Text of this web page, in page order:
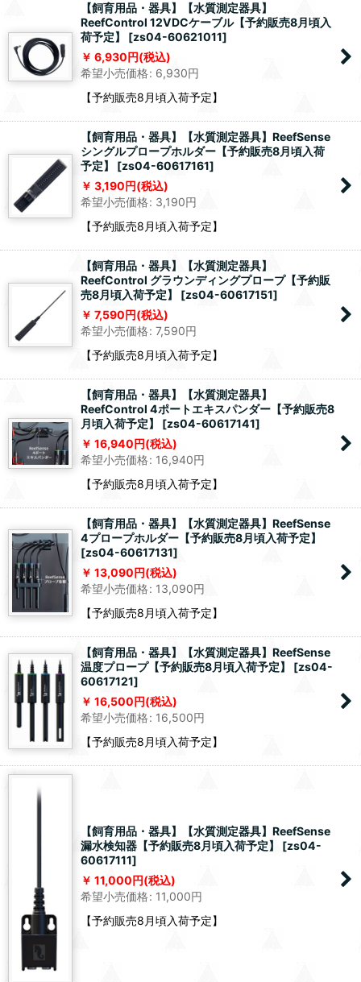
【飼育用品・器具】【水質測定器具】
ReefControl 12VDCケーブル【予約販売8月頃入
荷予定】
[zs04-60621011]
6,930円(税込)
希望小売価格: 6,930円
【予約販売8月頃入荷予定】
【飼育用品・器具】【水質測定器具】ReefSense
シングルプロープホルダー【予約販売8月頃入荷
予定】
[zs04-60617161]
3,190円(税込)
希望小売価格: 3,190円
【予約販売8月頃入荷予定】
【飼育用品・器具】【水質測定器具】
ReefControl グラウンディングプロープ【予約販
売8月頃入荷予定】
[zs04-60617151]
7,590円(税込)
希望小売価格: 7,590円
【予約販売8月頃入荷予定】
【飼育用品・器具】【水質測定器具】
ReefControl 4ポートエキスパンダー【予約販売8
月頃入荷予定】
[zs04-60617141]
16,940円(税込)
希望小売価格: 16,940円
【予約販売8月頃入荷予定】
【飼育用品・器具】【水質測定器具】ReefSense
4プロープホルダー【予約販売8月頃入荷予定】
[zs04-60617131]
13,090円(税込)
希望小売価格: 13,090円
【予約販売8月頃入荷予定】
【飼育用品・器具】【水質測定器具】ReefSense
温度プロープ【予約販売8月頃入荷予定】
[zs04-
60617121]
16,500円(税込)
希望小売価格: 16,500円
【予約販売8月頃入荷予定】
【飼育用品・器具】【水質測定器具】ReefSense
漏水検知器【予約販売8月頃入荷予定】
[zs04-
60617111]
11,000円(税込)
希望小売価格: 11,000円
【予約販売8月頃入荷予定】